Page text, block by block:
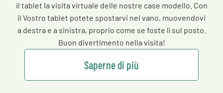
il tablet la visita virtuale delle nostre case modello. Con
il Vostro tablet potete spostarvi nel vano, muovendovi
a destra e a sinistra, proprio come se foste lì sul posto.
Buon divertimento nella visita!
Saperne di più